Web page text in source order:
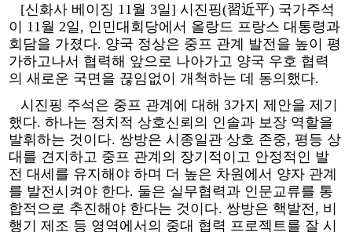
[신화사 베이징 11월 3일] 시진핑(習近平) 국가주석
이 11월 2일, 인민대회당에서 올랑드 프랑스 대통령과
회담을 가졌다. 양국 정상은 중프 관계 발전을 높이 평
가하고나서 협력해 앞으로 나아가고 양국 우호 협력
의 새로운 국면을 끊임없이 개척하는 데 동의했다.
시진핑 주석은 중프 관계에 대해 3가지 제안을 제기
했다. 하나는 정치적 상호신뢰의 인솔과 보장 역할을
발휘하는 것이다. 쌍방은 시종일관 상호 존중, 평등 상
대를 견지하고 중프 관계의 장기적이고 안정적인 발
전 대세를 유지해야 하며 더 높은 차원에서 양자 관계
를 발전시켜야 한다. 둘은 실무협력과 인문교류를 통
합적으로 추진해야 한다는 것이다. 쌍방은 핵발전, 비
행기 제조 등 영역에서의 중대 협력 프로젝트를 잘 시